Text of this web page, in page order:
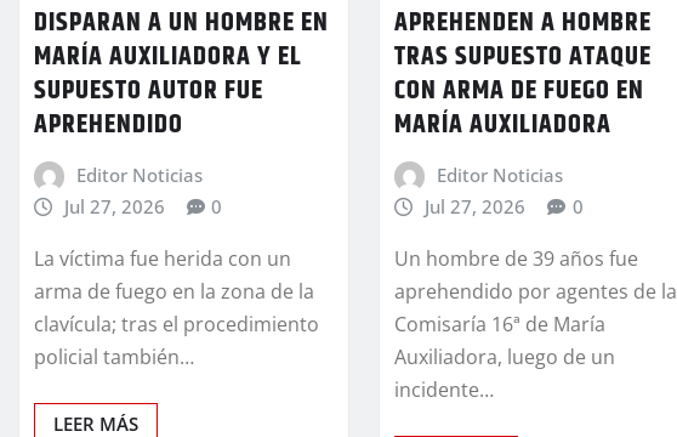
DISPARAN A UN HOMBRE EN
MARÍA AUXILIADORA Y EL
SUPUESTO AUTOR FUE
APREHENDIDO
Editor Noticias
Jul 27, 2026
0
La víctima fue herida con un
arma de fuego en la zona de la
clavícula; tras el procedimiento
policial también…
LEER MÁS
APREHENDEN A HOMBRE
TRAS SUPUESTO ATAQUE
CON ARMA DE FUEGO EN
MARÍA AUXILIADORA
Editor Noticias
Jul 27, 2026
0
Un hombre de 39 años fue
aprehendido por agentes de la
Comisaría 16ª de María
Auxiliadora, luego de un
incidente…